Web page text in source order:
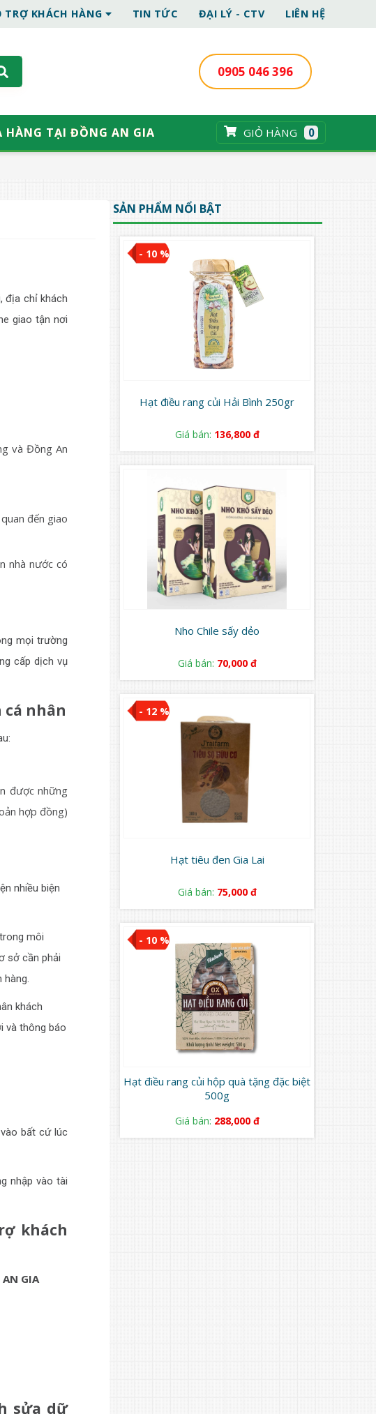
TRỢ KHÁCH HÀNG TIN TỨC ĐẠI LÝ - CTV LIÊN HỆ
0905 046 396
HÀNG TẠI ĐỒNG AN GIA GIỎ HÀNG 0
địa chỉ khách
giao tận nơi
và Đồng An
đến giao
nhà nước có
mọi trường
cấp dịch vụ
nhân
được những
hợp đồng)
nhiều biện
môi
sở cần phải
hàng.
khách
và thông báo
bất cứ lúc
nhập vào tài
khách
GIA
sửa dữ
SẢN PHẨM NỔI BẬT
- 10 %
Hạt điều rang củi Hải Bình 250gr
Giá bán: 136,800 đ
Nho Chile sấy dẻo
Giá bán: 70,000 đ
- 12 %
Hạt tiêu đen Gia Lai
Giá bán: 75,000 đ
- 10 %
Hạt điều rang củi hộp quà tặng đặc biệt
500g
Giá bán: 288,000 đ